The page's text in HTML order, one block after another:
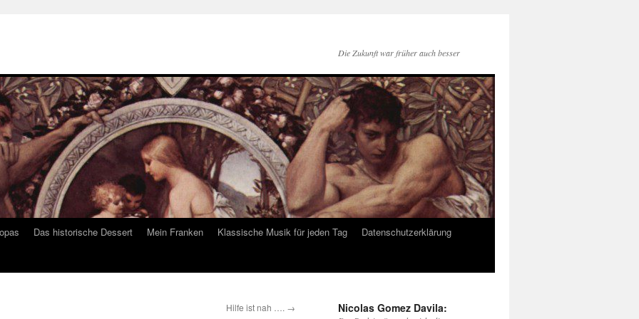
Die Zukunft war früher auch besser
Das historische Dessert Mein Franken Klassische Musik für jeden Tag
Datenschutzerklärung
Hilfe ist nah …. → Nicolas Gomez Davila: